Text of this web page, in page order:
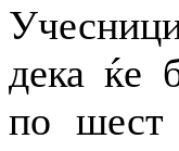
дека ќе
по шест